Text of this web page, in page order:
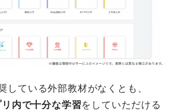
している外部教材がなくとも、
内で十分な学習をしていただける